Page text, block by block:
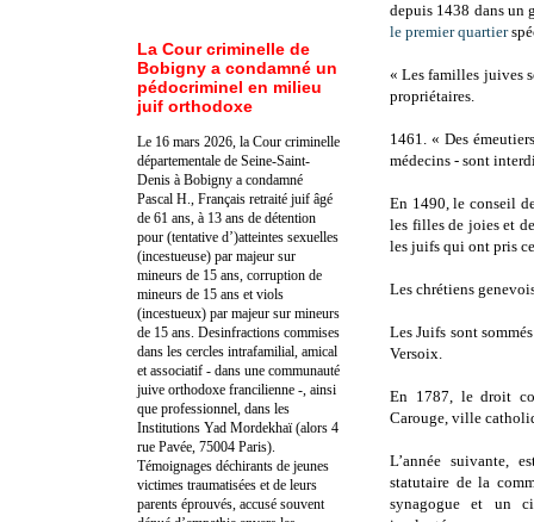
depuis 1438 dans un
le premier quartier
« Les familles juives
propriétaires.
1461. « Des
médecins - sont
En 1490, le conseil
les filles de joies et
les juifs qui ont pris
Les chrétiens
Les Juifs sont
Versoix.
En 1787, le droit
Carouge, ville
L’année suivante,
statutaire de la
synagogue et un
La Cour criminelle de
Bobigny a condamné un
pédocriminel en milieu
juif orthodoxe
Le 16 mars 2026, la Cour criminelle
départementale de Seine-Saint-
Denis à Bobigny a condamné
Pascal H., Français retraité juif âgé
de 61 ans, à 13 ans de détention
pour (tentative d’)atteintes sexuelles
(incestueuse) par majeur sur
mineurs de 15 ans, corruption de
mineurs de 15 ans et viols
(incestueux) par majeur sur mineurs
de 15 ans. Desinfractions commises
dans les cercles intrafamilial, amical
et associatif - dans une communauté
juive orthodoxe francilienne -, ainsi
que professionnel, dans les
Institutions Yad Mordekhaï (alors 4
rue Pavée, 75004 Paris).
Témoignages déchirants de jeunes
victimes traumatisées et de leurs
parents éprouvés, accusé souvent